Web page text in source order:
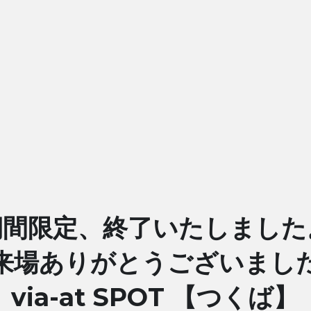
限定、終了いたしまし
場ありがとうございまし
via-at SPOT 【つくば】